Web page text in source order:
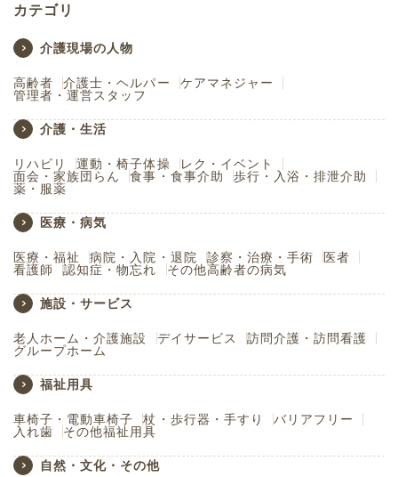
カテゴリ
介護現場の人物
高齢者 介護士・ヘルパー
ケアマネジャー
管理者・運営スタッフ
介護・生活
リハビリ 運動・椅子体操
レク・イベント
面会・家族団らん
食事・食事介助
歩行・入浴・排泄介助
薬・服薬
医療・病気
医療・福祉 病院・入院・退院 診察・治療・手術
医者
看護師
認知症・物忘れ その他高齢者の病気
施設・サービス
老人ホーム・介護施設 デイサービス
訪問介護・訪問看護
グループホーム
福祉用具
車椅子・電動車椅子 杖・歩行器・手すり
バリアフリー
入れ歯
その他福祉用具
自然・文化・その他